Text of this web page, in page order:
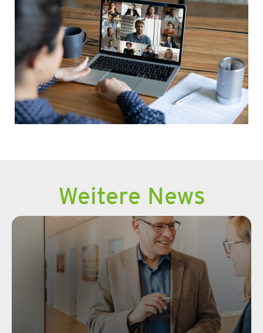
Weitere News